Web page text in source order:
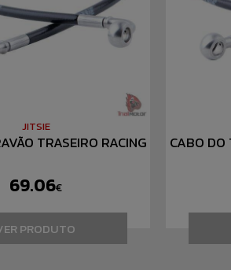
JITSIE
TRASEIRO RACING
69.06€
PRODUTO
CABO DO